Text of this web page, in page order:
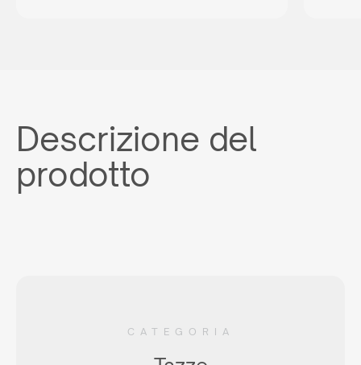
Descrizione del
prodotto
CATEGORIA